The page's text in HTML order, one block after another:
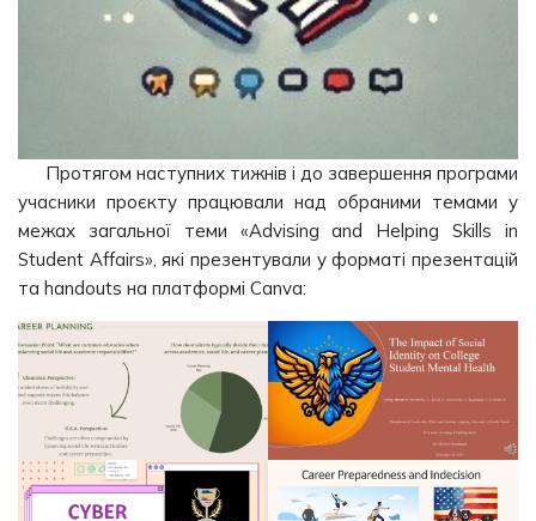
Протягом наступних тижнів і до завершення програми
учасники проєкту працювали над обраними темами у
межах загальної теми «Advising and Helping Skills in
Student Affairs», які презентували у форматі презентацій
та handouts на платформі Canva: